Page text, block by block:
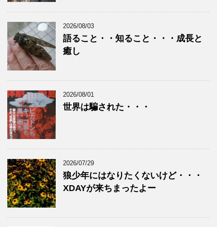
2026/08/03
語ること・・知ること・・・成長と
癒し
2026/08/01
世界は騙された・・・
2026/07/29
狼少年にはなりたくないけど・・・
XDAYが来ちまったよー